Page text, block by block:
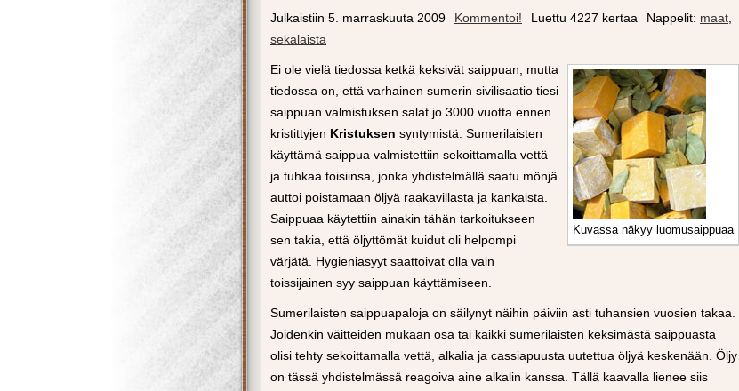
Julkaistiin 5. marraskuuta 2009 Kommentoi! Luettu 4227 kertaa Nappelit: maat,
sekalaista
Kuvassa näkyy luomusaippuaa
Ei ole vielä tiedossa ketkä keksivät saippuan, mutta
tiedossa on, että varhainen sumerin sivilisaatio tiesi
saippuan valmistuksen salat jo 3000 vuotta ennen
kristittyjen Kristuksen syntymistä. Sumerilaisten
käyttämä saippua valmistettiin sekoittamalla vettä
ja tuhkaa toisiinsa, jonka yhdistelmällä saatu mönjä
auttoi poistamaan öljyä raakavillasta ja kankaista.
Saippuaa käytettiin ainakin tähän tarkoitukseen
sen takia, että öljyttömät kuidut oli helpompi
värjätä. Hygieniasyyt saattoivat olla vain
toissijainen syy saippuan käyttämiseen.
Sumerilaisten saippuapaloja on säilynyt näihin päiviin asti tuhansien vuosien takaa.
Joidenkin väitteiden mukaan osa tai kaikki sumerilaisten keksimästä saippuasta
olisi tehty sekoittamalla vettä, alkalia ja cassiapuusta uutettua öljyä keskenään. Öljy
on tässä yhdistelmässä reagoiva aine alkalin kanssa. Tällä kaavalla lienee siis